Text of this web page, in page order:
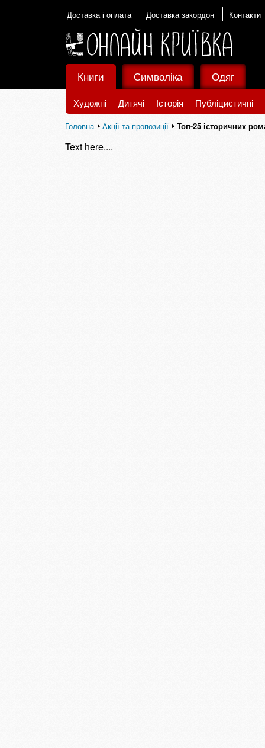
Доставка і оплата Доставка закордон Контакти
Книги
Художні Дитячі Історія Публіцистичні
Символіка Одяг
Головна Акції та пропозиції Топ-25 історичних
Text here....